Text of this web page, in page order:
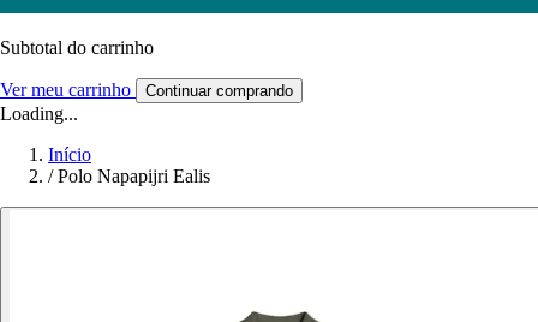
Subtotal do carrinho
Ver meu carrinho Continuar comprando
Loading...
Início
/ Polo Napapijri Ealis